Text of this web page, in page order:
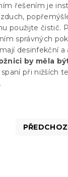
řešením je
použijte čistič.
správných
desinfekční
by měla
při nižších